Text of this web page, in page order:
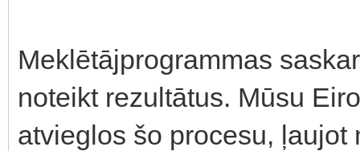
Meklētājprogrammas
noteikt rezultātus. Mūsu
atvieglos šo procesu,